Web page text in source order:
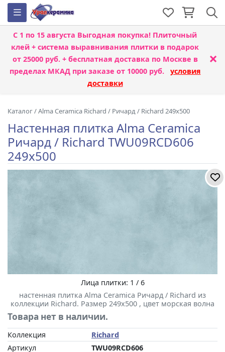
С 1 по 15 августа Выгодная покупка! Плиточный
клей + система выравнивания плитки в подарок
от 25000 руб. + бесплатная доставка по Москве в
пределах МКАД при заказе от 10000 руб. условия
доставки
×
Каталог/Alma Ceramica Richard / Ричард / Richard 249x500
Настенная плитка Alma Ceramica
Ричард / Richard TWU09RCD606
249x500
Лица плитки: 1 / 6
настенная плитка Alma Ceramica Ричард / Richard из
коллекции Richard. Размер 249x500 , цвет морская волна
Товара нет в наличии.
Коллекция
Richard
Артикул
TWU09RCD606